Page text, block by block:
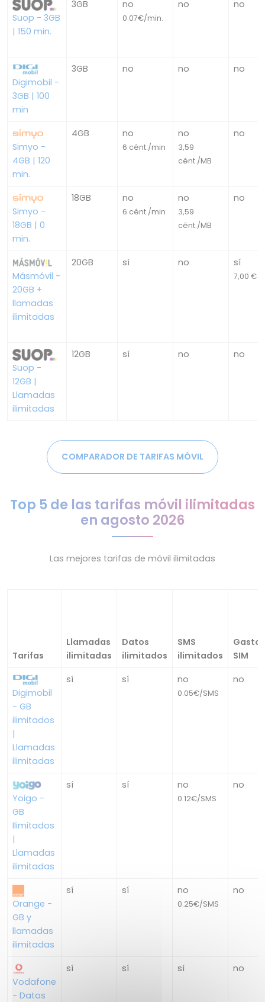
Suop - 3GB
| 150 min.
3GB no
0.07€/min.
no no
Digimobil -
3GB | 100
min
3GB no no no
Simyo -
4GB | 120
min.
4GB no
6 cént./min
no
3,59
cént./MB
no
Simyo -
18GB | 0
min.
18GB no
6 cént./min
no
3,59
cént./MB
no
Másmóvil -
20GB +
llamadas
ilimitadas
20GB sí no sí
7,00 €
Suop -
12GB |
Llamadas
ilimitadas
12GB sí no no
COMPARADOR DE TARIFAS MÓVIL
Top 5 de las tarifas móvil ilimitadas
en agosto 2026
Las mejores tarifas de móvil ilimitadas
Tarifas
Llamadas
ilimitadas
Datos
ilimitados
SMS
ilimitados
Gastos
SIM
Digimobil
- GB
ilimitados
|
Llamadas
ilimitadas
sí sí no
0.05€/SMS
no
Yoigo -
GB
Ilimitados
|
Llamadas
ilimitadas
sí sí no
0.12€/SMS
no
Orange -
GB y
llamadas
ilimitadas
sí sí no
0.25€/SMS
no
Vodafone
- Datos
sí sí sí no